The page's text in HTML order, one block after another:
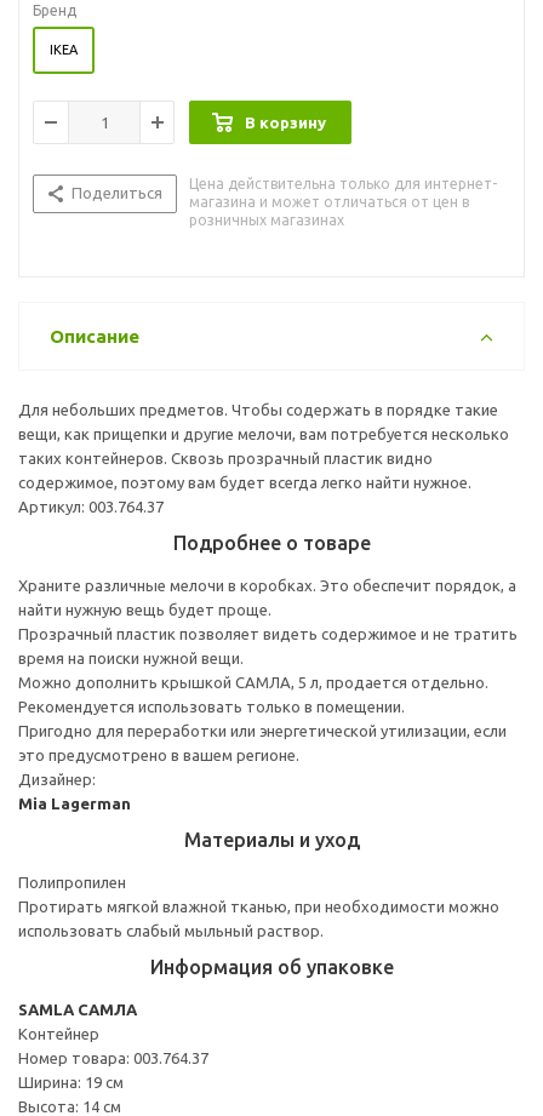
Бренд
IKEA
В корзину
Поделиться
Цена действительна только для интернет-
магазина и может отличаться от цен в
розничных магазинах
Описание
Для небольших предметов. Чтобы содержать в порядке такие
вещи, как прищепки и другие мелочи, вам потребуется несколько
таких контейнеров. Сквозь прозрачный пластик видно
содержимое, поэтому вам будет всегда легко найти нужное.
Артикул: 003.764.37
Подробнее о товаре
Храните различные мелочи в коробках. Это обеспечит порядок, а
найти нужную вещь будет проще.
Прозрачный пластик позволяет видеть содержимое и не тратить
время на поиски нужной вещи.
Можно дополнить крышкой САМЛА, 5 л, продается отдельно.
Рекомендуется использовать только в помещении.
Пригодно для переработки или энергетической утилизации, если
это предусмотрено в вашем регионе.
Дизайнер:
Mia Lagerman
Материалы и уход
Полипропилен
Протирать мягкой влажной тканью, при необходимости можно
использовать слабый мыльный раствор.
Информация об упаковке
SAMLA САМЛА
Контейнер
Номер товара: 003.764.37
Ширина: 19 см
Высота: 14 см